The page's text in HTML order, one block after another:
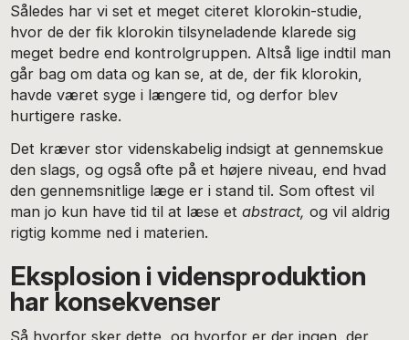
Således har vi set et meget citeret klorokin-studie,
hvor de der fik klorokin tilsyneladende klarede sig
meget bedre end kontrolgruppen. Altså lige indtil man
går bag om data og kan se, at de, der fik klorokin,
havde været syge i længere tid, og derfor blev
hurtigere raske.
Det kræver stor videnskabelig indsigt at gennemskue
den slags, og også ofte på et højere niveau, end hvad
den gennemsnitlige læge er i stand til. Som oftest vil
man jo kun have tid til at læse etabstract, og vil aldrig
rigtig komme ned i materien.
Eksplosion i vidensproduktion
har konsekvenser